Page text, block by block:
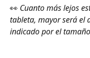
👀 Cuanto más lejos
tableta, mayor será el
indicado por el